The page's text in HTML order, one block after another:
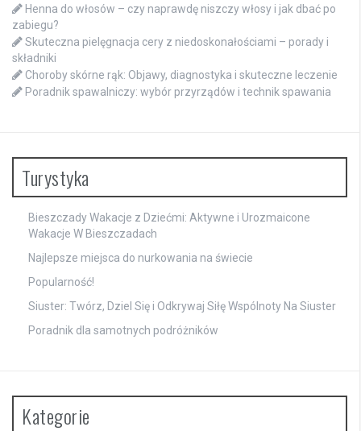
Henna do włosów – czy naprawdę niszczy włosy i jak dbać po
zabiegu?
Skuteczna pielęgnacja cery z niedoskonałościami – porady i
składniki
Choroby skórne rąk: Objawy, diagnostyka i skuteczne leczenie
Poradnik spawalniczy: wybór przyrządów i technik spawania
Turystyka
Bieszczady Wakacje z Dziećmi: Aktywne i Urozmaicone
Wakacje W Bieszczadach
Najlepsze miejsca do nurkowania na świecie
Popularność!
Siuster: Twórz, Dziel Się i Odkrywaj Siłę Wspólnoty Na Siuster
Poradnik dla samotnych podróżników
Kategorie